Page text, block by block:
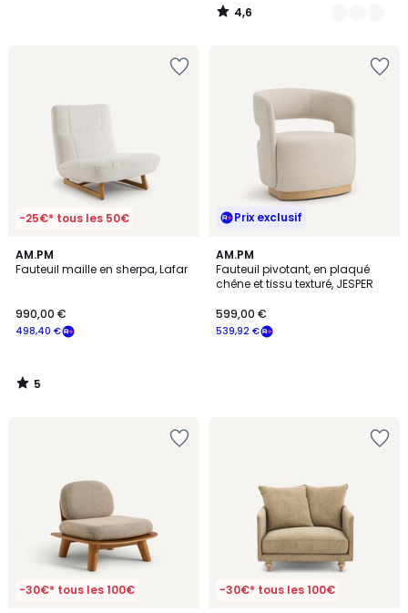
4,6
/
-25€* tous les 50€
AM.PM
Fauteuil maille en sherpa, Lafar
498,40 €
990,00 €
5
/
5
/
Prix exclusif
AM.PM
Fauteuil pivotant, en plaqué
chêne et tissu texturé, JESPER
539,92 €
599,00 €
-30€* tous les 100€ -30€* tous les 100€